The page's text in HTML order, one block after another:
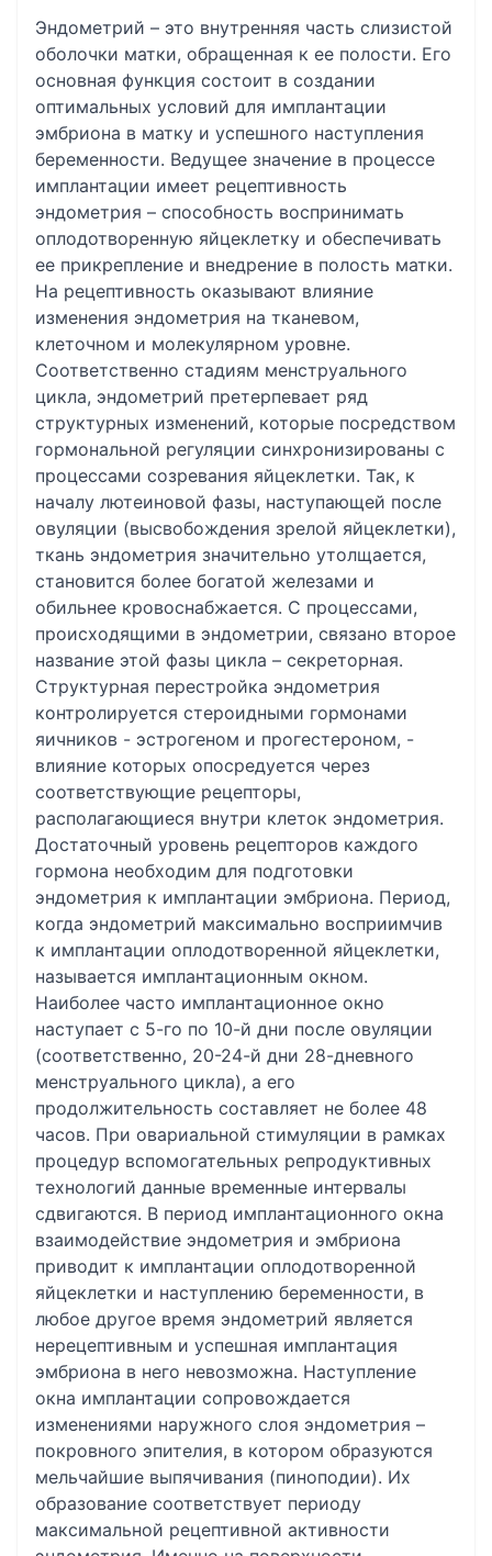
Эндометрий – это внутренняя часть слизистой
оболочки матки, обращенная к ее полости. Его
основная функция состоит в создании
оптимальных условий для имплантации
эмбриона в матку и успешного наступления
беременности. Ведущее значение в процессе
имплантации имеет рецептивность
эндометрия – способность воспринимать
оплодотворенную яйцеклетку и обеспечивать
ее прикрепление и внедрение в полость матки.
На рецептивность оказывают влияние
изменения эндометрия на тканевом,
клеточном и молекулярном уровне.
Соответственно стадиям менструального
цикла, эндометрий претерпевает ряд
структурных изменений, которые посредством
гормональной регуляции синхронизированы с
процессами созревания яйцеклетки. Так, к
началу лютеиновой фазы, наступающей после
овуляции (высвобождения зрелой яйцеклетки),
ткань эндометрия значительно утолщается,
становится более богатой железами и
обильнее кровоснабжается. С процессами,
происходящими в эндометрии, связано второе
название этой фазы цикла – секреторная.
Структурная перестройка эндометрия
контролируется стероидными гормонами
яичников - эстрогеном и прогестероном, -
влияние которых опосредуется через
соответствующие рецепторы,
располагающиеся внутри клеток эндометрия.
Достаточный уровень рецепторов каждого
гормона необходим для подготовки
эндометрия к имплантации эмбриона. Период,
когда эндометрий максимально восприимчив
к имплантации оплодотворенной яйцеклетки,
называется имплантационным окном.
Наиболее часто имплантационное окно
наступает с 5-го по 10-й дни после овуляции
(соответственно, 20-24-й дни 28-дневного
менструального цикла), а его
продолжительность составляет не более 48
часов. При овариальной стимуляции в рамках
процедур вспомогательных репродуктивных
технологий данные временные интервалы
сдвигаются. В период имплантационного окна
взаимодействие эндометрия и эмбриона
приводит к имплантации оплодотворенной
яйцеклетки и наступлению беременности, в
любое другое время эндометрий является
нерецептивным и успешная имплантация
эмбриона в него невозможна. Наступление
окна имплантации сопровождается
изменениями наружного слоя эндометрия –
покровного эпителия, в котором образуются
мельчайшие выпячивания (пиноподии). Их
образование соответствует периоду
максимальной рецептивной активности